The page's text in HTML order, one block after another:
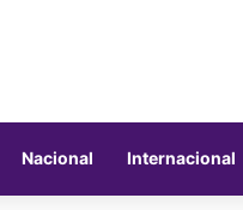
Nacional Internacional